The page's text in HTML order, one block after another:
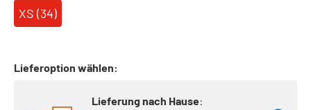
XS (34)
Lieferoption wählen:
Lieferung nach Hause: